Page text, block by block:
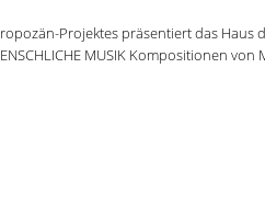
Projektes präsentiert das Haus
MUSIK Kompositionen von